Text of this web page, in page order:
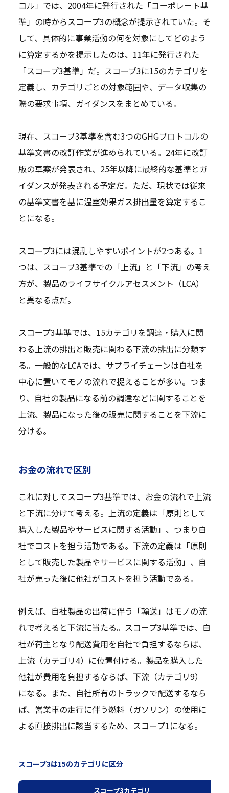
コル」では、2004年に発行された「コーポレート基
準」の時からスコープ3の概念が提示されていた。そ
して、具体的に事業活動の何を対象にしてどのよう
に算定するかを提示したのは、11年に発行された
「スコープ3基準」だ。スコープ3に15のカテゴリを
定義し、カテゴリごとの対象範囲や、データ収集の
際の要求事項、ガイダンスをまとめている。
現在、スコープ3基準を含む3つのGHGプロトコルの
基準文書の改訂作業が進められている。24年に改訂
版の草案が発表され、25年以降に最終的な基準とガ
イダンスが発表される予定だ。ただ、現状では従来
の基準文書を基に温室効果ガス排出量を算定するこ
とになる。
スコープ3には混乱しやすいポイントが2つある。1
つは、スコープ3基準での「上流」と「下流」の考え
方が、製品のライフサイクルアセスメント（LCA）
と異なる点だ。
スコープ3基準では、15カテゴリを調達・購入に関
わる上流の排出と販売に関わる下流の排出に分類す
る。一般的なLCAでは、サプライチェーンは自社を
中心に置いてモノの流れで捉えることが多い。つま
り、自社の製品になる前の調達などに関することを
上流、製品になった後の販売に関することを下流に
分ける。
お金の流れで区別
これに対してスコープ3基準では、お金の流れで上流
と下流に分けて考える。上流の定義は「原則として
購入した製品やサービスに関する活動」、つまり自
社でコストを担う活動である。下流の定義は「原則
として販売した製品やサービスに関する活動」、自
社が売った後に他社がコストを担う活動である。
例えば、自社製品の出荷に伴う「輸送」はモノの流
れで考えると下流に当たる。スコープ3基準では、自
社が荷主となり配送費用を自社で負担するならば、
上流（カテゴリ4）に位置付ける。製品を購入した
他社が費用を負担するならば、下流（カテゴリ9）
になる。また、自社所有のトラックで配送するなら
ば、営業車の走行に伴う燃料（ガソリン）の使用に
よる直接排出に該当するため、スコープ1になる。
スコープ3は15のカテゴリに区分
スコープ3カテゴリ